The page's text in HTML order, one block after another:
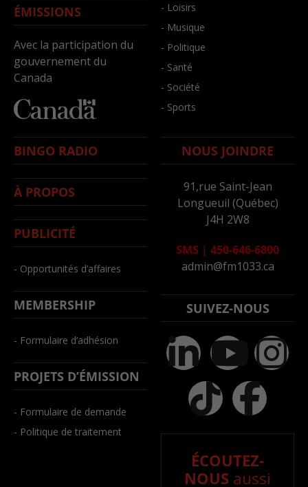
ÉMISSIONS
Avec la participation du
gouvernement du
Canada
- Loisirs
- Musique
- Politique
- Santé
- Société
- Sports
BINGO RADIO
À PROPOS
PUBLICITÉ
- Opportunités d’affaires
MEMBERSHIP
- Formulaire d’adhésion
PROJETS D’ÉMISSION
- Formulaire de demande
- Politique de traitement
NOUS JOINDRE
91,rue Saint-Jean
Longueuil (Québec)
J4H 2W8
SMS | 450-646-6800
admin@fm1033.ca
SUIVEZ-NOUS
ÉCOUTEZ-
NOUS aussi